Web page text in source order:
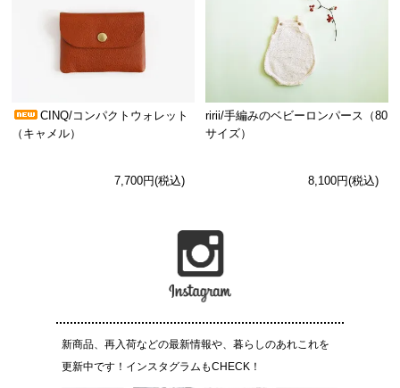
CINQ/コンパクトウォレット
（キャメル）
7,700円(税込)
ririi/手編みのベビーロンパース（80
サイズ）
8,100円(税込)
新商品、再入荷などの最新情報や、暮らしのあれこれを
更新中です！インスタグラムもCHECK！